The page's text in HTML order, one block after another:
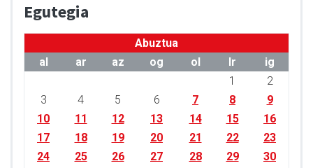
Egutegia
Abuztua
al
ar az og ol lr
ig
1
2
3
4 5 6 7 8
9
10
11 12 13 14 15
16
17
18 19 20 21 22
23
24
25 26 27 28 29
30